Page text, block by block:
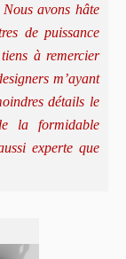
avons hâte
de puissance
à remercier
m’ayant
détails le
la formidable
experte que